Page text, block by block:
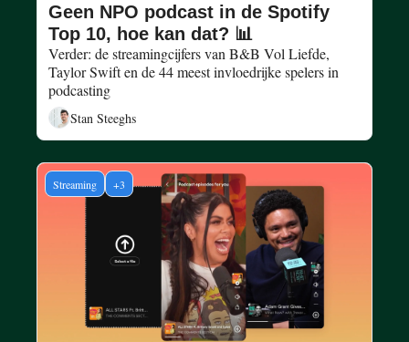
Geen NPO podcast in de Spotify
Top 10, hoe kan dat? 📊
Verder: de streamingcijfers van B&B Vol Liefde,
Taylor Swift en de 44 meest invloedrijke spelers in
podcasting
Stan Steeghs
Streaming +3